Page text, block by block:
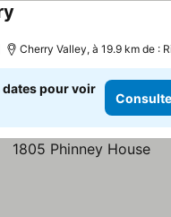
Cherry Valley, à 19.9 km de :
pour voir